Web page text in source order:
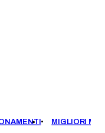
MIGLIORI